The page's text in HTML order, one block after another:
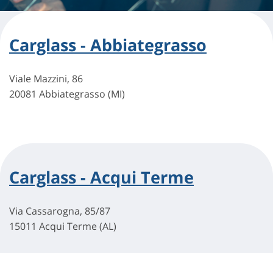
Carglass - Abbiategrasso
Viale Mazzini, 86
20081 Abbiategrasso (MI)
Carglass - Acqui Terme
Via Cassarogna, 85/87
15011 Acqui Terme (AL)